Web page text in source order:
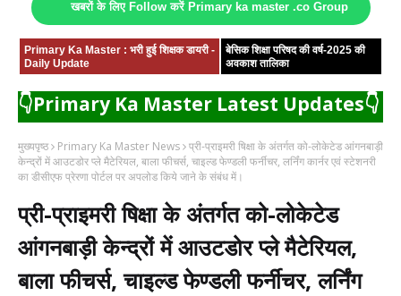
खबरों के लिए Follow करें Primary ka master .co Group
Primary Ka Master : भरी हुई शिक्षक डायरी -
Daily Update
बेसिक शिक्षा परिषद की वर्ष-2025 की
अवकाश तालिका
👇Primary Ka Master Latest Updates👇
मुख्यपृष्ठ Primary Ka Master News प्री-प्राइमरी षिक्षा के अंतर्गत को-लोकेटेड आंगनबाड़ी
केन्द्रों में आउटडोर प्ले मैटेरियल, बाला फीचर्स, चाइल्ड फेण्डली फर्नीचर, लर्निंग कार्नर एवं स्टेशनरी
का डीसीएफ प्रेरणा पोर्टल पर अपलोड किये जाने के संबंध में।
प्री-प्राइमरी षिक्षा के अंतर्गत को-लोकेटेड
आंगनबाड़ी केन्द्रों में आउटडोर प्ले मैटेरियल,
बाला फीचर्स, चाइल्ड फेण्डली फर्नीचर, लर्निंग